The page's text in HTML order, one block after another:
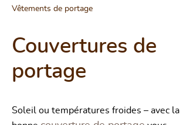
Vêtements de portage
Couvertures de
portage
Soleil ou températures froides – avec la